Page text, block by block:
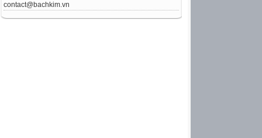
contact@bachkim.vn